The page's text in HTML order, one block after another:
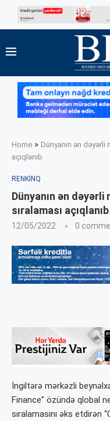
Home » Dünyanın ən dəyərli
açıqlanıb
RENKINQ
Dünyanın ən dəyərli
sıralaması açıqlanıb
12/05/2022 0
İngiltərə mərkəzli
Finance” özündə qlobal
sıralamasını əks etdirən